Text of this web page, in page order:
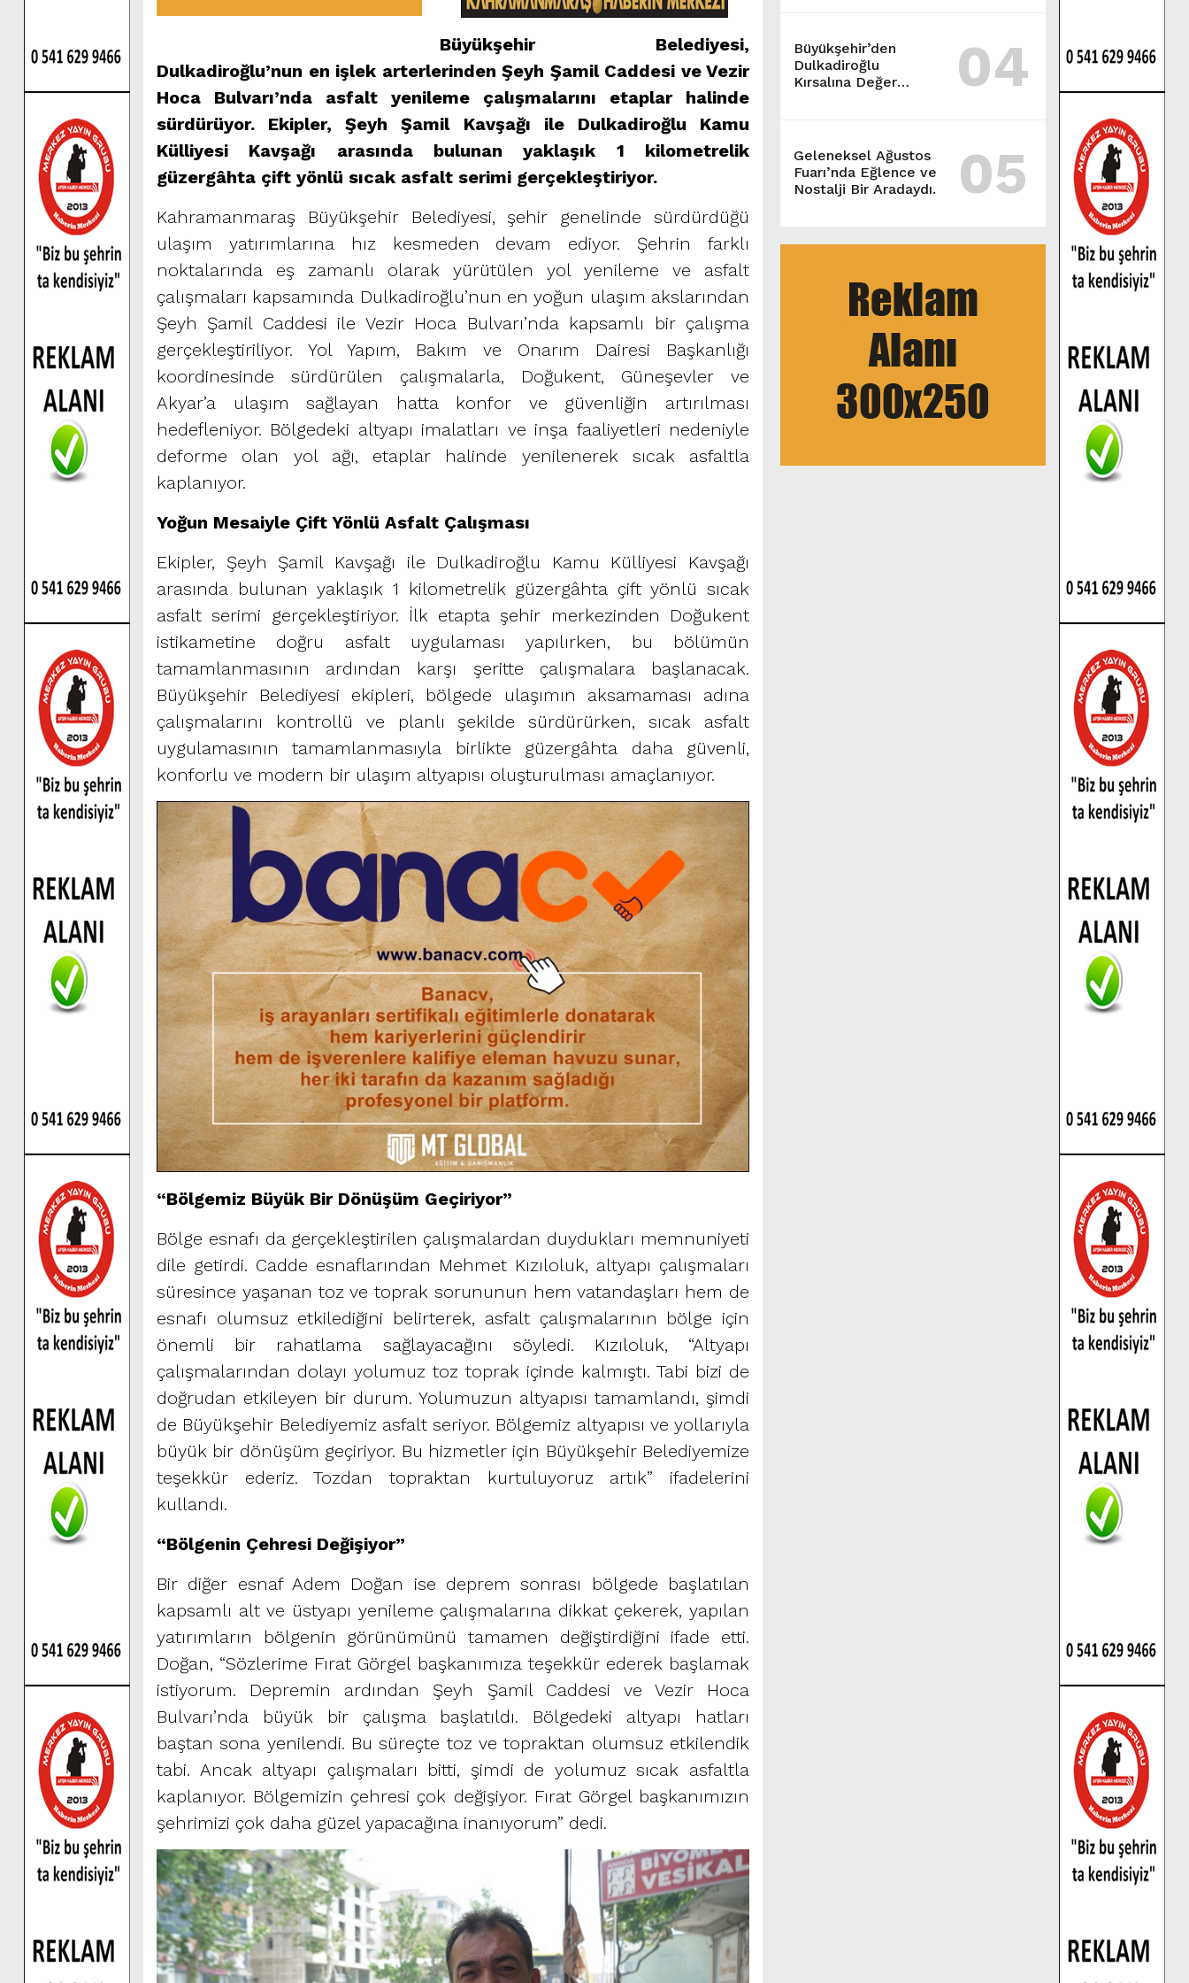
Büyükşehir’den
Dulkadiroğlu
Kırsalına Değer
04
Geleneksel Ağustos
Fuarı’nda Eğlence ve
Nostalji Bir Aradaydı.
05
Büyükşehir Belediyesi,
Dulkadiroğlu’nun en işlek arterlerinden Şeyh Şamil Caddesi ve Vezir
Hoca Bulvarı’nda asfalt yenileme çalışmalarını etaplar halinde
sürdürüyor. Ekipler, Şeyh Şamil Kavşağı ile Dulkadiroğlu Kamu
Külliyesi Kavşağı arasında bulunan yaklaşık 1 kilometrelik
güzergâhta çift yönlü sıcak asfalt serimi gerçekleştiriyor.
Kahramanmaraş Büyükşehir Belediyesi, şehir genelinde sürdürdüğü
ulaşım yatırımlarına hız kesmeden devam ediyor. Şehrin farklı
noktalarında eş zamanlı olarak yürütülen yol yenileme ve asfalt
çalışmaları kapsamında Dulkadiroğlu’nun en yoğun ulaşım akslarından
Şeyh Şamil Caddesi ile Vezir Hoca Bulvarı’nda kapsamlı bir çalışma
gerçekleştiriliyor. Yol Yapım, Bakım ve Onarım Dairesi Başkanlığı
koordinesinde sürdürülen çalışmalarla, Doğukent, Güneşevler ve
Akyar’a ulaşım sağlayan hatta konfor ve güvenliğin artırılması
hedefleniyor. Bölgedeki altyapı imalatları ve inşa faaliyetleri nedeniyle
deforme olan yol ağı, etaplar halinde yenilenerek sıcak asfaltla
kaplanıyor.
Yoğun Mesaiyle Çift Yönlü Asfalt Çalışması
Ekipler, Şeyh Şamil Kavşağı ile Dulkadiroğlu Kamu Külliyesi Kavşağı
arasında bulunan yaklaşık 1 kilometrelik güzergâhta çift yönlü sıcak
asfalt serimi gerçekleştiriyor. İlk etapta şehir merkezinden Doğukent
istikametine doğru asfalt uygulaması yapılırken, bu bölümün
tamamlanmasının ardından karşı şeritte çalışmalara başlanacak.
Büyükşehir Belediyesi ekipleri, bölgede ulaşımın aksamaması adına
çalışmalarını kontrollü ve planlı şekilde sürdürürken, sıcak asfalt
uygulamasının tamamlanmasıyla birlikte güzergâhta daha güvenli,
konforlu ve modern bir ulaşım altyapısı oluşturulması amaçlanıyor.
“Bölgemiz Büyük Bir Dönüşüm Geçiriyor”
Bölge esnafı da gerçekleştirilen çalışmalardan duydukları memnuniyeti
dile getirdi. Cadde esnaflarından Mehmet Kızıloluk, altyapı çalışmaları
süresince yaşanan toz ve toprak sorununun hem vatandaşları hem de
esnafı olumsuz etkilediğini belirterek, asfalt çalışmalarının bölge için
önemli bir rahatlama sağlayacağını söyledi. Kızıloluk, “Altyapı
çalışmalarından dolayı yolumuz toz toprak içinde kalmıştı. Tabi bizi de
doğrudan etkileyen bir durum. Yolumuzun altyapısı tamamlandı, şimdi
de Büyükşehir Belediyemiz asfalt seriyor. Bölgemiz altyapısı ve yollarıyla
büyük bir dönüşüm geçiriyor. Bu hizmetler için Büyükşehir Belediyemize
teşekkür ederiz. Tozdan topraktan kurtuluyoruz artık” ifadelerini
kullandı.
“Bölgenin Çehresi Değişiyor”
Bir diğer esnaf Adem Doğan ise deprem sonrası bölgede başlatılan
kapsamlı alt ve üstyapı yenileme çalışmalarına dikkat çekerek, yapılan
yatırımların bölgenin görünümünü tamamen değiştirdiğini ifade etti.
Doğan, “Sözlerime Fırat Görgel başkanımıza teşekkür ederek başlamak
istiyorum. Depremin ardından Şeyh Şamil Caddesi ve Vezir Hoca
Bulvarı’nda büyük bir çalışma başlatıldı. Bölgedeki altyapı hatları
baştan sona yenilendi. Bu süreçte toz ve topraktan olumsuz etkilendik
tabi. Ancak altyapı çalışmaları bitti, şimdi de yolumuz sıcak asfaltla
kaplanıyor. Bölgemizin çehresi çok değişiyor. Fırat Görgel başkanımızın
şehrimizi çok daha güzel yapacağına inanıyorum” dedi.